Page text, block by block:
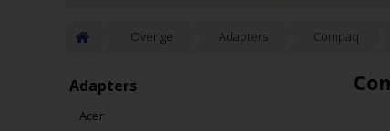
Overige Adapters Compaq
Adapters
Acer